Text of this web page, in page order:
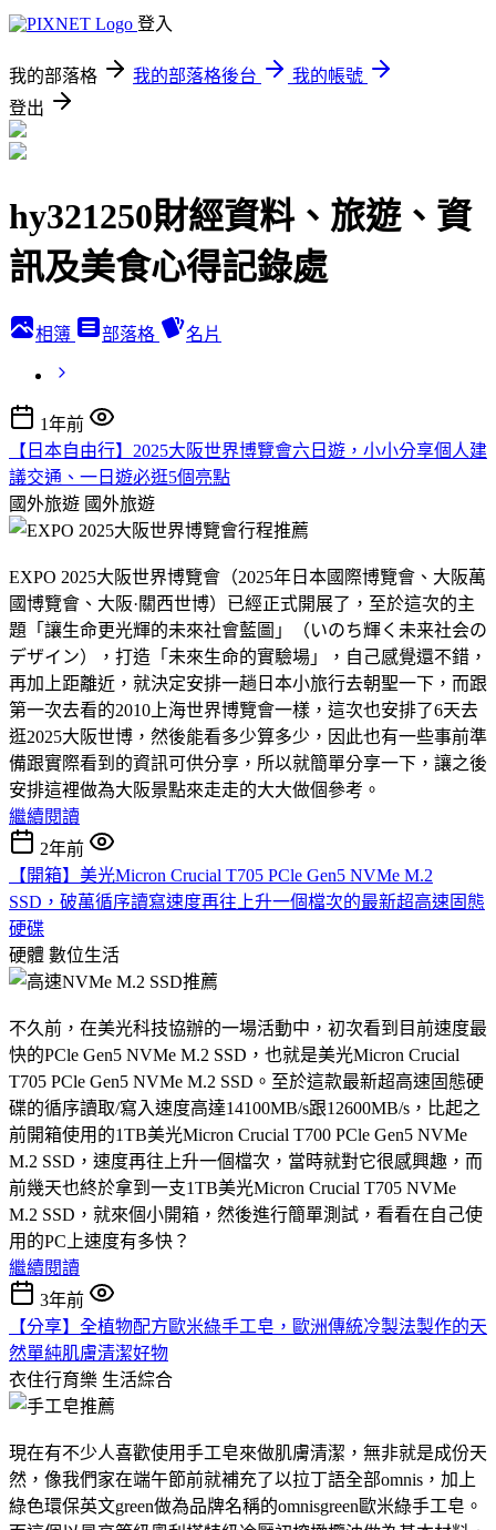
登入
我的部落格 我的部落格後台
我的帳號
登出
hy321250財經資料、旅遊、資
訊及美食心得記錄處
相簿 部落格 名片
1年前
【日本自由行】2025大阪世界博覽會六日遊，小小分享個人建
議交通、一日遊必逛5個亮點
國外旅遊 國外旅遊
EXPO 2025大阪世界博覽會（2025年日本國際博覽會、大阪萬
國博覽會、大阪·關西世博）已經正式開展了，至於這次的主
題「讓生命更光輝的未來社會藍圖」（いのち輝く未来社会の
デザイン），打造「未來生命的實驗場」，自己感覺還不錯，
再加上距離近，就決定安排一趟日本小旅行去朝聖一下，而跟
第一次去看的2010上海世界博覽會一樣，這次也安排了6天去
逛2025大阪世博，然後能看多少算多少，因此也有一些事前準
備跟實際看到的資訊可供分享，所以就簡單分享一下，讓之後
安排這裡做為大阪景點來走走的大大做個參考。
繼續閱讀
2年前
【開箱】美光Micron Crucial T705 PCle Gen5 NVMe M.2
SSD，破萬循序讀寫速度再往上升一個檔次的最新超高速固態
硬碟
硬體 數位生活
不久前，在美光科技協辦的一場活動中，初次看到目前速度最
快的PCle Gen5 NVMe M.2 SSD，也就是美光Micron Crucial
T705 PCle Gen5 NVMe M.2 SSD。至於這款最新超高速固態硬
碟的循序讀取/寫入速度高達14100MB/s跟12600MB/s，比起之
前開箱使用的1TB美光Micron Crucial T700 PCle Gen5 NVMe
M.2 SSD，速度再往上升一個檔次，當時就對它很感興趣，而
前幾天也終於拿到一支1TB美光Micron Crucial T705 NVMe
M.2 SSD，就來個小開箱，然後進行簡單測試，看看在自己使
用的PC上速度有多快？
繼續閱讀
3年前
【分享】全植物配方歐米綠手工皂，歐洲傳統冷製法製作的天
然單純肌膚清潔好物
衣住行育樂 生活綜合
現在有不少人喜歡使用手工皂來做肌膚清潔，無非就是成份天
然，像我們家在端午節前就補充了以拉丁語全部omnis，加上
綠色環保英文green做為品牌名稱的omnisgreen歐米綠手工皂。